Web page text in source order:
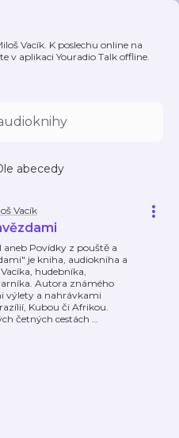
Vacík. K poslechu online na
v aplikaci Youradio Talk offline.
abecedy
Vacík
aneb Povídky z pouště a
je kniha, audiokniha a
hudebníka,
Autora známého
výlety a nahrávkami
Kubou či Afrikou.
četných cestách …